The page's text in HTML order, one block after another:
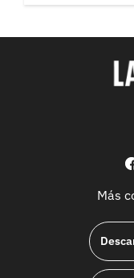
Más